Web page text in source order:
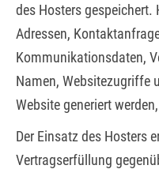
des Hosters gespeichert.
Adressen,
Kommunikationsdaten,
Namen, Websitezugriffe
Website generiert
Der Einsatz des Hosters
Vertragserfüllung